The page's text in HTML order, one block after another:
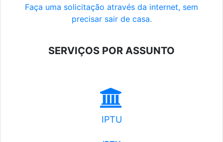
Faça uma solicitação através da internet, sem
precisar sair de casa.
SERVIÇOS POR ASSUNTO
IPTU